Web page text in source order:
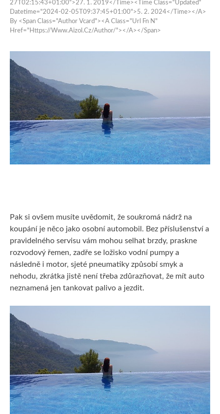
KRÁSA
27T02:15:43+01:00">27. 1. 2019</time><time Class="updated"
Datetime="2024-02-05T09:37:45+01:00">5. 2. 2024</time></a>
By <span Class="author Vcard"><a Class="url Fn N"
Href="https://www.aizol.cz/author/"></a></span>
Pak si ovšem musíte uvědomit, že soukromá nádrž na
koupání je něco jako osobní automobil. Bez příslušenství a
pravidelného servisu vám mohou selhat brzdy, praskne
rozvodový řemen, zadře se ložisko vodní pumpy a
následně i motor, sjeté pneumatiky způsobí smyk a
nehodu, zkrátka jistě není třeba zdůrazňovat, že mít auto
neznamená jen tankovat palivo a jezdit.